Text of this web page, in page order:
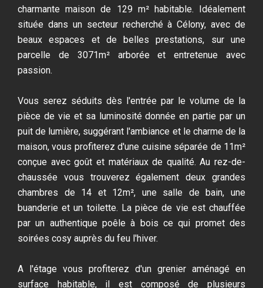
charmante maison de 129 m² habitable. Idéalement
située dans un secteur recherché à Célony, avec de
beaux espaces et de belles prestations, sur une
parcelle de 3071m² arborée et entretenue avec
passion.
Vous serez séduits dès l'entrée par le volume de la
pièce de vie et sa luminosité donnée en partie par un
puit de lumière, suggérant l'ambiance et le charme de la
maison, vous profiterez d'une cuisine séparée de 11m²
conçue avec goût et matériaux de qualité. Au rez-de-
chaussée vous trouverez également deux grandes
chambres de 14 et 12m², une salle de bain, une
buanderie et un toilette. La pièce de vie est chauffée
par un authentique poêle à bois ce qui promet des
soirées cosy auprès du feu l'hiver.
A l'étage vous profiterez d'un grenier aménagé en
surface habitable, il est composé de plusieurs